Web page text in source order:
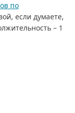
по
если думаете,
– 1